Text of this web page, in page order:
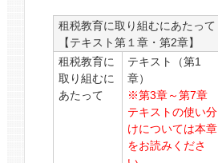
租税教育に取り組むにあたって
【テキスト第１章・第2章】
租税教育に
取り組むに
あたって
テキスト（第1
章）
※第3章～第7章
テキストの使い分
けについては本章
をお読みくださ